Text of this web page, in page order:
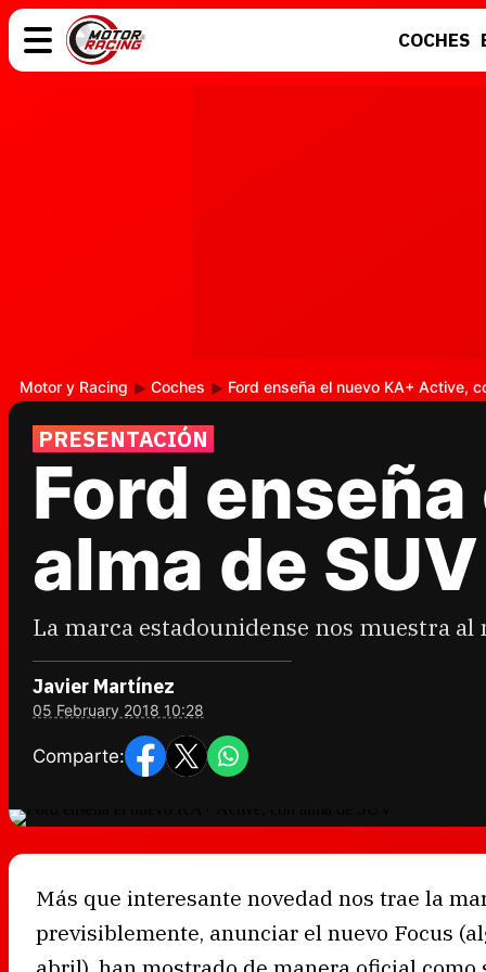
COCHES
Motor y Racing Coches Ford enseña el nuevo KA+ Active,
PRESENTACIÓN
Ford
alma de SUV
La marca estadounidense nos muestra al
Javier Martínez
05 February 2018 10:28
Comparte:
Más que interesante novedad nos trae la
previsiblemente, anunciar el nuevo Focus